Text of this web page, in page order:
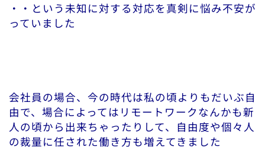
・・という未知に対する対応を真剣に悩み不安が
っていました
会社員の場合、今の時代は私の頃よりもだいぶ自
由で、場合によってはリモートワークなんかも新
人の頃から出来ちゃったりして、自由度や個々人
の裁量に任された働き方も増えてきました